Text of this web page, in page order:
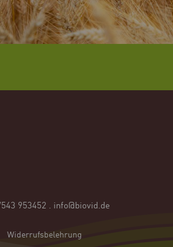
953452 info@biovid.de
Widerrufsbelehrung